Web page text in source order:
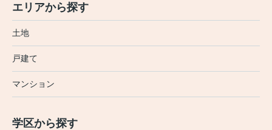
エリアから探す
土地
戸建て
マンション
学区から探す